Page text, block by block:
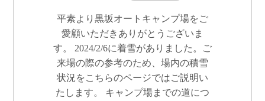
平素より黒坂オートキャンプ場をご
愛顧いただきありがとうございま
す。 2024/2/6に着雪がありました。ご
来場の際の参考のため、場内の積雪
状況をこちらのページではご説明い
たします。 キャンプ場までの道につ